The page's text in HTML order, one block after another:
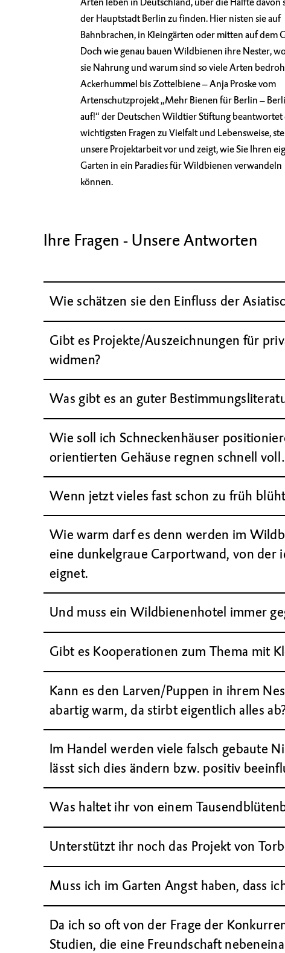
der Hauptstadt Berlin zu finden. Hier nisten sie auf
Bahnbrachen, in Kleingärten oder mitten auf dem
Doch wie genau bauen Wildbienen ihre Nester,
sie Nahrung und warum sind so viele Arten
Ackerhummel bis Zottelbiene – Anja Proske vom
Artenschutzprojekt „Mehr Bienen für Berlin –
auf!“ der Deutschen Wildtier Stiftung beantwortet
wichtigsten Fragen zu Vielfalt und Lebensweise,
unsere Projektarbeit vor und zeigt, wie Sie Ihren
Garten in ein Paradies für Wildbienen verwandeln
können.
Ihre Fragen - Unsere Antworten
Wie schätzen sie den Einfluss der
Gibt es Projekte/Auszeichnungen für
widmen?
Was gibt es an guter
Wie soll ich Schneckenhäuser
orientierten Gehäuse regnen schnell
Wenn jetzt vieles fast schon zu früh
Wie warm darf es denn werden im
eine dunkelgraue Carportwand, von der
eignet.
Und muss ein Wildbienenhotel immer
Gibt es Kooperationen zum Thema mit
Kann es den Larven/Puppen in ihrem
abartig warm, da stirbt eigentlich alles
Im Handel werden viele falsch gebaute
lässt sich dies ändern bzw. positiv
Was haltet ihr von einem
Unterstützt ihr noch das Projekt von
Muss ich im Garten Angst haben, dass
Da ich so oft von der Frage der
Studien, die eine Freundschaft